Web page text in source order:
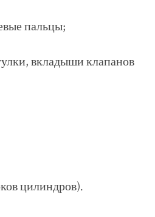
пальцы;
вкладыши клапанов
цилиндров).